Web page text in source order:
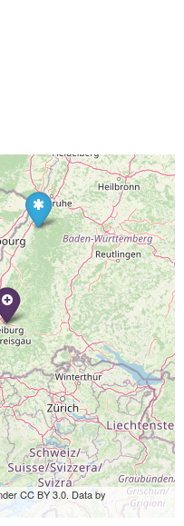
CC BY 3.0. Data by